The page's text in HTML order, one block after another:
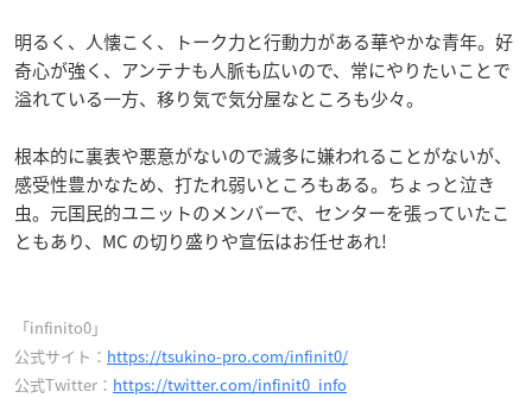
明るく、人懐こく、トーク力と行動力がある華やかな青年。好
奇心が強く、アンテナも人脈も広いので、常にやりたいことで
溢れている一方、移り気で気分屋なところも少々。
根本的に裏表や悪意がないので滅多に嫌われることがないが、
感受性豊かなため、打たれ弱いところもある。ちょっと泣き
虫。元国民的ユニットのメンバーで、センターを張っていたこ
ともあり、MC の切り盛りや宣伝はお任せあれ!
「infinito0」
公式サイト： https://tsukino-pro.com/infinit0/
公式Twitter： https://twitter.com/infinit0_info